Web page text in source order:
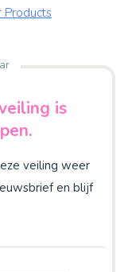
Products
is
veiling weer
en blijf